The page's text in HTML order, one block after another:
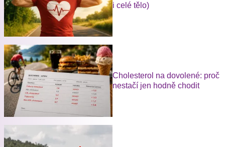
i celé tělo)
Cholesterol na dovolené: proč
nestačí jen hodně chodit